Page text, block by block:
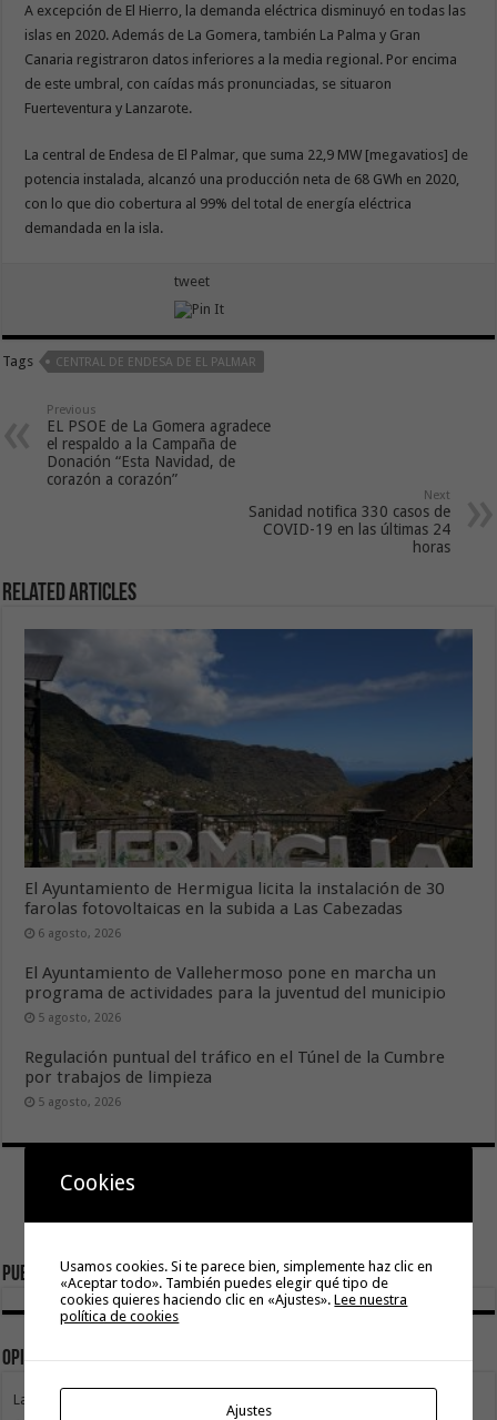
A excepción de El Hierro, la demanda eléctrica disminuyó en todas las
islas en 2020. Además de La Gomera, también La Palma y Gran
Canaria registraron datos inferiores a la media regional. Por encima
de este umbral, con caídas más pronunciadas, se situaron
Fuerteventura y Lanzarote.
La central de Endesa de El Palmar, que suma 22,9 MW [megavatios] de
potencia instalada, alcanzó una producción neta de 68 GWh en 2020,
con lo que dio cobertura al 99% del total de energía eléctrica
demandada en la isla.
tweet
Tags CENTRAL DE ENDESA DE EL PALMAR
Previous
EL PSOE de La Gomera agradece
el respaldo a la Campaña de
Donación “Esta Navidad, de
corazón a corazón”
Next
Sanidad notifica 330 casos de
COVID-19 en las últimas 24
horas
Related Articles
El Ayuntamiento de Hermigua licita la instalación de 30
farolas fotovoltaicas en la subida a Las Cabezadas
6 agosto, 2026
El Ayuntamiento de Vallehermoso pone en marcha un
programa de actividades para la juventud del municipio
5 agosto, 2026
Regulación puntual del tráfico en el Túnel de la Cumbre
por trabajos de limpieza
5 agosto, 2026
Publicidad
Opinión
La Gomera transforma su modelo energético
Cookies
Usamos cookies. Si te parece bien, simplemente haz clic en
«Aceptar todo». También puedes elegir qué tipo de
cookies quieres haciendo clic en «Ajustes».Lee nuestra
política de cookies
Ajustes